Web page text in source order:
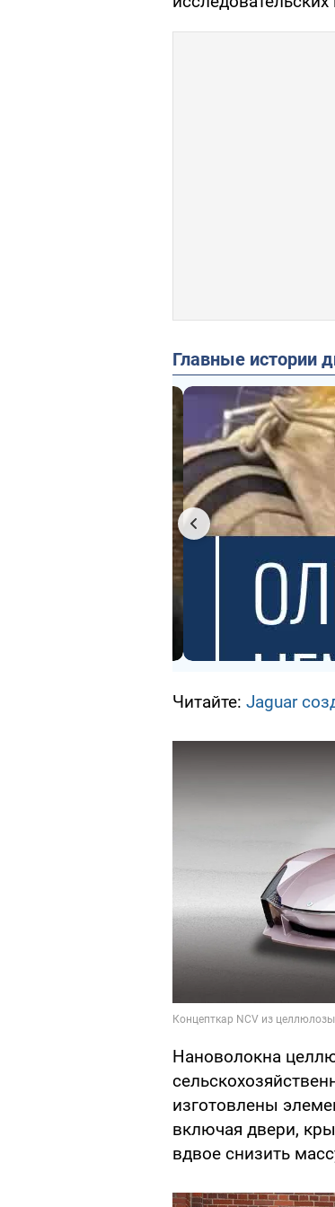
Главные истории
Читайте: Jaguar
Нановолокна
изготовлены
включая двери,
вдвое снизить